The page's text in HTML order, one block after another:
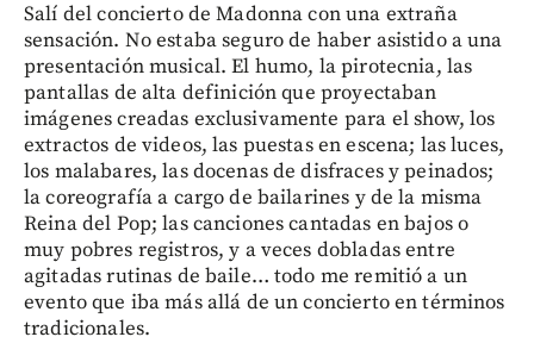
Salí del concierto de Madonna con una extraña
sensación. No estaba seguro de haber asistido a una
presentación musical. El humo, la pirotecnia, las
pantallas de alta definición que proyectaban
imágenes creadas exclusivamente para el show, los
extractos de videos, las puestas en escena; las luces,
los malabares, las docenas de disfraces y peinados;
la coreografía a cargo de bailarines y de la misma
Reina del Pop; las canciones cantadas en bajos o
muy pobres registros, y a veces dobladas entre
agitadas rutinas de baile… todo me remitió a un
evento que iba más allá de un concierto en términos
tradicionales.